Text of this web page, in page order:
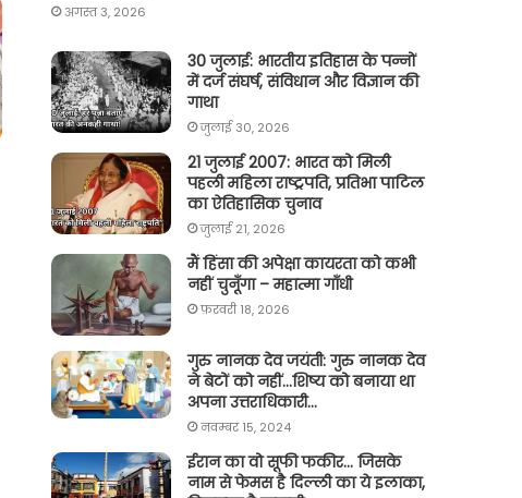
अगस्त 3, 2026
30 जुलाई: भारतीय इतिहास के पन्नों
में दर्ज संघर्ष, संविधान और विज्ञान की
गाथा
जुलाई 30, 2026
21 जुलाई 2007: भारत को मिली
पहली महिला राष्ट्रपति, प्रतिभा पाटिल
का ऐतिहासिक चुनाव
जुलाई 21, 2026
मैं हिंसा की अपेक्षा कायरता को कभी
नहीं चुनूँगा – महात्मा गाँधी
फ़रवरी 18, 2026
गुरु नानक देव जयंती: गुरु नानक देव
ने बेटों को नहीं…शिष्य को बनाया था
अपना उत्तराधिकारी…
नवम्बर 15, 2024
ईरान का वो सूफी फकीर… जिसके
नाम से फेमस है दिल्ली का ये इलाका,